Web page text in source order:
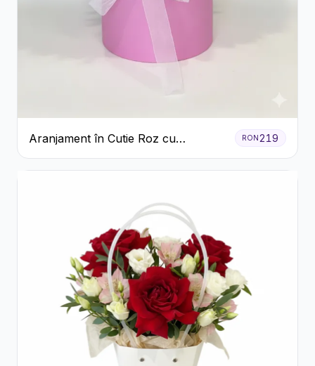
Aranjament în Cutie Roz cu
Crizanteme Albe și Lila
RON 219